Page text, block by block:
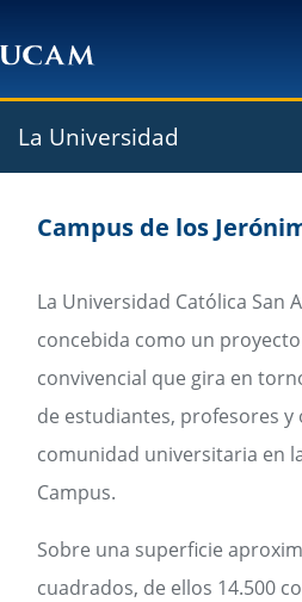
La Universidad
Campus de los
La Universidad Católica San
concebida como un
convivencial que gira en
de estudiantes, profesores
comunidad universitaria en
Campus.
Sobre una superficie
cuadrados, de ellos 14.500